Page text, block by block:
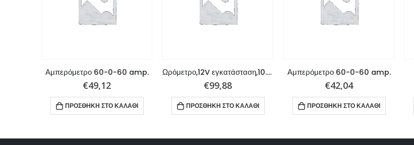
Αμπερόμετρο 60-0-60 amp.
€49,12
ΠΡΟΣΘΉΚΗ ΣΤΟ ΚΑΛΆΘΙ
Ωρόμετρο,12V εγκατάσταση,10.000 ώρες
€99,88
ΠΡΟΣΘΉΚΗ ΣΤΟ ΚΑΛΆΘΙ
Αμπερόμετρο 60-0-60 amp.
€42,04
ΠΡΟΣΘΉΚΗ ΣΤΟ ΚΑΛΆΘΙ